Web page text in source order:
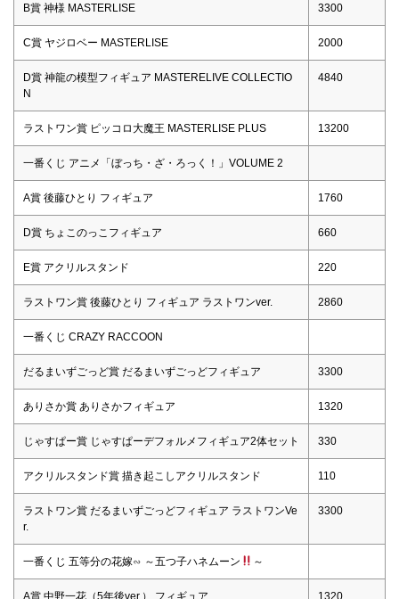
B賞 神様 MASTERLISE 3300
C賞 ヤジロベー MASTERLISE 2000
D賞 神龍の模型フィギュア MASTERELIVE COLLECTIO
N
4840
ラストワン賞 ピッコロ大魔王 MASTERLISE PLUS 13200
一番くじ アニメ「ぼっち・ざ・ろっく！」VOLUME 2
A賞 後藤ひとり フィギュア 1760
D賞 ちょこのっこフィギュア 660
E賞 アクリルスタンド 220
ラストワン賞 後藤ひとり フィギュア ラストワンver. 2860
一番くじ CRAZY RACCOON
だるまいずごっど賞 だるまいずごっどフィギュア 3300
ありさか賞 ありさかフィギュア 1320
じゃすぱー賞 じゃすぱーデフォルメフィギュア2体セット 330
アクリルスタンド賞 描き起こしアクリルスタンド 110
ラストワン賞 だるまいずごっどフィギュア ラストワンVe
r.
3300
一番くじ 五等分の花嫁∽ ～五つ子ハネムーン ～
A賞 中野一花（5年後ver.） フィギュア 1320